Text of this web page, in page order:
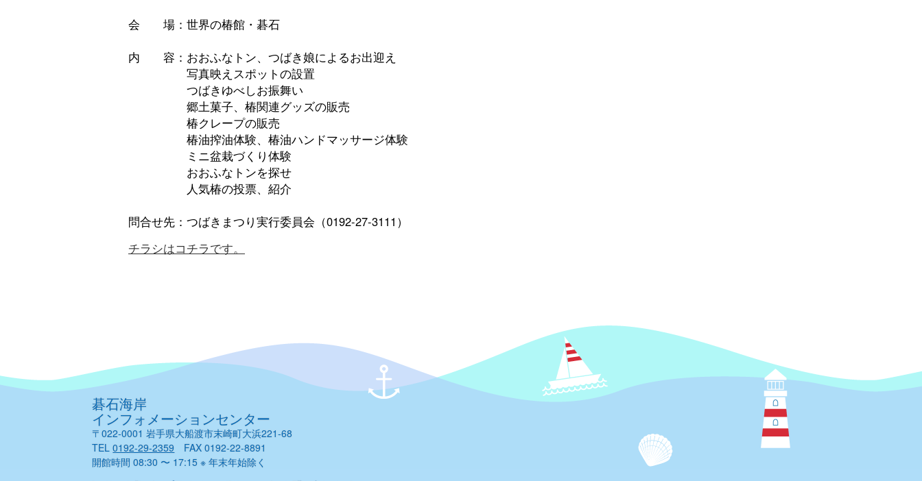
会 場：世界の椿館・碁石
内 容：おおふなトン、つばき娘によるお出迎え
写真映えスポットの設置
つばきゆべしお振舞い
郷土菓子、椿関連グッズの販売
椿クレープの販売
椿油搾油体験、椿油ハンドマッサージ体験
ミニ盆栽づくり体験
おおふなトンを探せ
人気椿の投票、紹介
問合せ先：つばきまつり実行委員会（0192-27-3111）
チラシはコチラです。
碁石海岸
インフォメーションセンター
〒022-0001 岩手県大船渡市末崎町大浜221-68
TEL0192-29-2359 FAX 0192-22-8891
開館時間 08:30 〜 17:15 ※ 年末年始除く